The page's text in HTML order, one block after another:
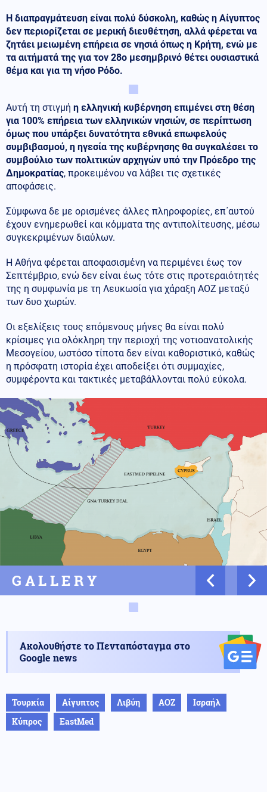
Η διαπραγμάτευση είναι πολύ δύσκολη, καθώς η Αίγυπτος
δεν περιορίζεται σε μερική διευθέτηση, αλλά φέρεται να
ζητάει μειωμένη επήρεια σε νησιά όπως η Κρήτη, ενώ με
τα αιτήματά της για τον 28ο μεσημβρινό θέτει ουσιαστικά
θέμα και για τη νήσο Ρόδο.
Αυτή τη στιγμή η ελληνική κυβέρνηση επιμένει στη θέση
για 100% επήρεια των ελληνικών νησιών, σε περίπτωση
όμως που υπάρξει δυνατότητα εθνικά επωφελούς
συμβιβασμού, η ηγεσία της κυβέρνησης θα συγκαλέσει το
συμβούλιο των πολιτικών αρχηγών υπό την Πρόεδρο της
Δημοκρατίας, προκειμένου να λάβει τις σχετικές
αποφάσεις.
Σύμφωνα δε με ορισμένες άλλες πληροφορίες, επ΄αυτού
έχουν ενημερωθεί και κόμματα της αντιπολίτευσης, μέσω
συγκεκριμένων διαύλων.
Η Αθήνα φέρεται αποφασισμένη να περιμένει έως τον
Σεπτέμβριο, ενώ δεν είναι έως τότε στις προτεραιότητές
της η συμφωνία με τη Λευκωσία για χάραξη ΑΟΖ μεταξύ
των δυο χωρών.
Οι εξελίξεις τους επόμενους μήνες θα είναι πολύ
κρίσιμες για ολόκληρη την περιοχή της νοτιοανατολικής
Μεσογείου, ωστόσο τίποτα δεν είναι καθοριστικό, καθώς
η πρόσφατη ιστορία έχει αποδείξει ότι συμμαχίες,
συμφέροντα και τακτικές μεταβάλλονται πολύ εύκολα.
GALLERY
Ακολουθήστε το Πενταπόσταγμα στο
Google news
Τουρκία Αίγυπτος Λιβύη ΑΟΖ
Ισραήλ
Κύπρος
EastMed